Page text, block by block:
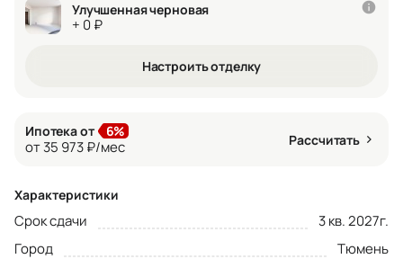
Улучшенная черновая
+ 0 ₽
Настроить отделку
Ипотека от 6%
от 35 973 ₽/мес Рассчитать
Характеристики
Срок сдачи
3 кв. 2027г.
Город
Тюмень